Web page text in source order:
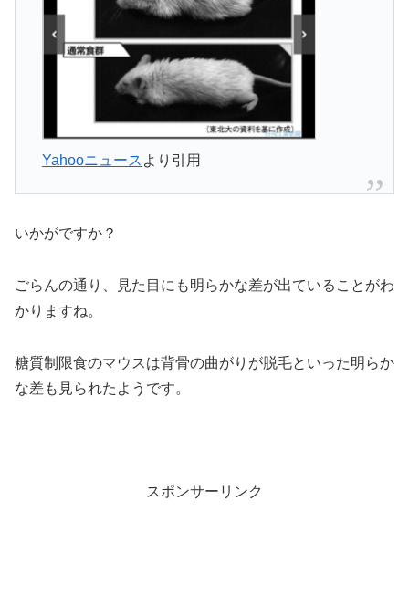
Yahooニュース より引用
いかがですか？
ごらんの通り、見た目にも明らかな差が出ていることがわ
かりますね。
糖質制限食のマウスは背骨の曲がりが脱毛といった明らか
な差も見られたようです。
スポンサーリンク